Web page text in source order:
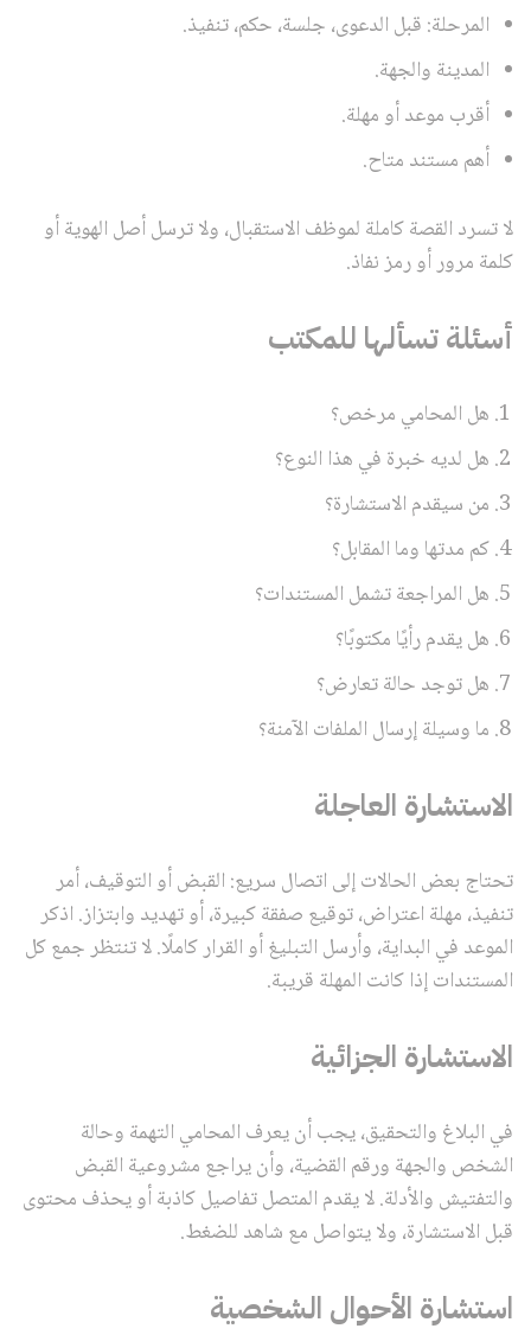
المرحلة: قبل الدعوى، جلسة، حكم، تنفيذ.
المدينة والجهة.
أقرب موعد أو مهلة.
أهم مستند متاح.
لا تسرد القصة كاملة لموظف الاستقبال، ولا ترسل أصل الهوية أو
كلمة مرور أو رمز نفاذ.
أسئلة تسألها للمكتب
هل المحامي مرخص؟
هل لديه خبرة في هذا النوع؟
من سيقدم الاستشارة؟
كم مدتها وما المقابل؟
هل المراجعة تشمل المستندات؟
هل يقدم رأيًا مكتوبًا؟
هل توجد حالة تعارض؟
ما وسيلة إرسال الملفات الآمنة؟
الاستشارة العاجلة
تحتاج بعض الحالات إلى اتصال سريع: القبض أو التوقيف، أمر
تنفيذ، مهلة اعتراض، توقيع صفقة كبيرة، أو تهديد وابتزاز. اذكر
الموعد في البداية، وأرسل التبليغ أو القرار كاملًا. لا تنتظر جمع كل
المستندات إذا كانت المهلة قريبة.
الاستشارة الجزائية
في البلاغ والتحقيق، يجب أن يعرف المحامي التهمة وحالة
الشخص والجهة ورقم القضية، وأن يراجع مشروعية القبض
والتفتيش والأدلة. لا يقدم المتصل تفاصيل كاذبة أو يحذف محتوى
قبل الاستشارة، ولا يتواصل مع شاهد للضغط.
استشارة الأحوال الشخصية